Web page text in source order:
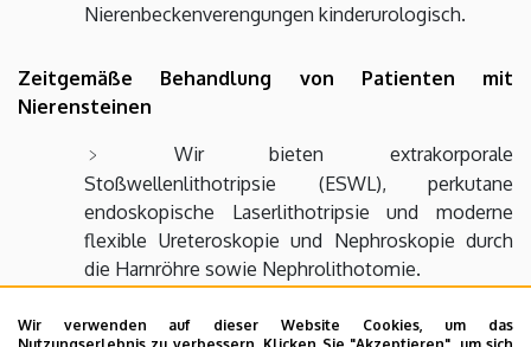
Wir verwenden auf dieser Website Cookies, um das
Nierenbeckenverengungen kinderurologisch.
Zeitgemäße Behandlung von Patienten mit
Nierensteinen
Wir bieten extrakorporale
Stoßwellenlithotripsie (ESWL), perkutane
endoskopische Laserlithotripsie und moderne
flexible Ureteroskopie und Nephroskopie durch
die Harnröhre sowie Nephrolithotomie.
Entfernung von großen Nierentumoren oder von